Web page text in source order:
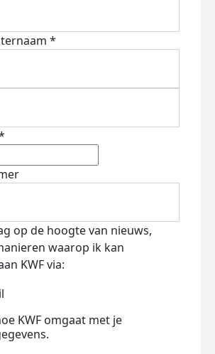
*
op de hoogte van nieuws,
waarop ik kan
KWF via:
KWF omgaat met je